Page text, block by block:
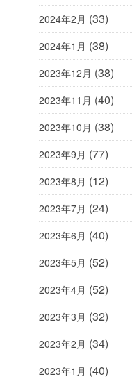
2024年2月 (33)
2024年1月 (38)
2023年12月 (38)
2023年11月 (40)
2023年10月 (38)
2023年9月 (77)
2023年8月 (12)
2023年7月 (24)
2023年6月 (40)
2023年5月 (52)
2023年4月 (52)
2023年3月 (32)
2023年2月 (34)
2023年1月 (40)